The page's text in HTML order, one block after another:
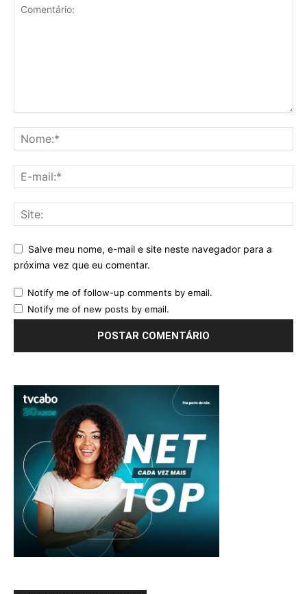
Salve meu nome, e-mail e site neste navegador para a
próxima vez que eu comentar.
Notify me of follow-up comments by email.
Notify me of new posts by email.